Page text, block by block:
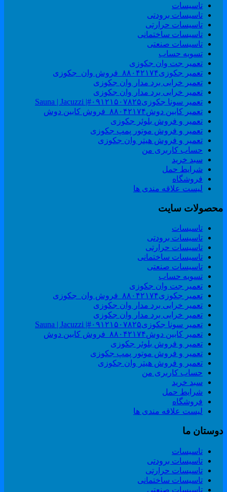
تاسیسات
تاسیسات برودتی
تاسیسات حرارتی
تاسیسات ساختمانی
تاسیسات صنعتی
تسویه حساب
تعمیر جت وان جکوزی
تعمیر جکوزی۸۸۰۴۲۱۷۴_فروش وان_جکوزی
تعمیر خرابی برد مدار وان جکوزی
تعمیر خرابی برد مدار وان جکوزی
تعمیر سونا جکوزی۰۹۱۲۱۵۰۷۸۲۵#| Sauna | Jacuzzi
تعمیر کابین دوش۸۸۰۴۲۱۷۴_فروش کابین دوش
تعمیر و فروش بلوئر جکوزی
تعمیر و فروش موتور پمپ جکوزی
تعمیر و فروش هیتر وان جکوزی
حساب کاربری من
سبد خرید
شرایط حمل
فروشگاه
لیست علاقه مندی ها
سایت
تاسیسات
تاسیسات برودتی
تاسیسات حرارتی
تاسیسات ساختمانی
تاسیسات صنعتی
تسویه حساب
تعمیر جت وان جکوزی
تعمیر جکوزی۸۸۰۴۲۱۷۴_فروش وان_جکوزی
تعمیر خرابی برد مدار وان جکوزی
تعمیر خرابی برد مدار وان جکوزی
تعمیر سونا جکوزی۰۹۱۲۱۵۰۷۸۲۵#| Sauna | Jacuzzi
تعمیر کابین دوش۸۸۰۴۲۱۷۴_فروش کابین دوش
تعمیر و فروش بلوئر جکوزی
تعمیر و فروش موتور پمپ جکوزی
تعمیر و فروش هیتر وان جکوزی
حساب کاربری من
سبد خرید
شرایط حمل
فروشگاه
لیست علاقه مندی ها
ما
تاسیسات
تاسیسات برودتی
تاسیسات حرارتی
تاسیسات ساختمانی
تاسیسات صنعتی